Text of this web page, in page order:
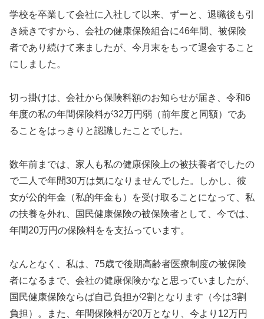
学校を卒業して会社に入社して以来、ずーと、退職後も引
き続きですから、会社の健康保険組合に46年間、被保険
者であり続けて来ましたが、今月末をもって退会すること
にしました。
切っ掛けは、会社から保険料額のお知らせが届き、令和6
年度の私の年間保険料が32万円弱（前年度と同額）であ
ることをはっきりと認識したことでした。
数年前までは、家人も私の健康保険上の被扶養者でしたの
で二人で年間30万は気になりませんでした。しかし、彼
女が公的年金（私的年金も）
を受け取ることになって、 私
の扶養を外れ、国民健康保険の被保険者として、今では、
年間20万円の保険料をを支払っています。
なんとなく、私は、75歳で後期高齢者医療制度の被保険
者になるまで、会社の健康保険かなと思っていましたが、
国民健康保険ならば自己負担が2割となります（今は3割
負担）。また、年間保険料が20万となり、今より12万円